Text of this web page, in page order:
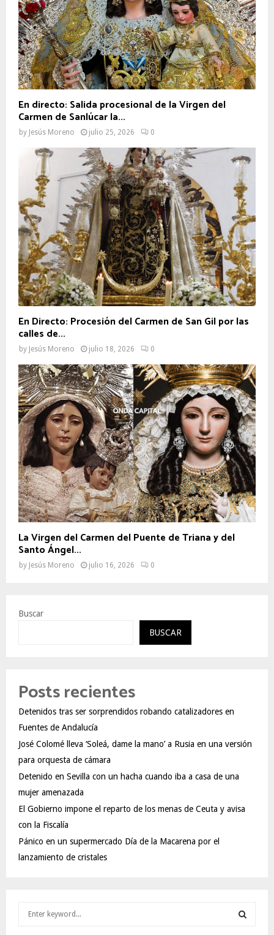
En directo: Salida procesional de la Virgen del
Carmen de Sanlúcar la...
by Jesús Moreno julio 25, 2026 0
En Directo: Procesión del Carmen de San Gil por las
calles de...
by Jesús Moreno julio 18, 2026 0
La Virgen del Carmen del Puente de Triana y del
Santo Ángel...
by Jesús Moreno julio 16, 2026 0
Buscar
BUSCAR
Posts recientes
Detenidos tras ser sorprendidos robando catalizadores en
Fuentes de Andalucía
José Colomé lleva ‘Soleá, dame la mano’ a Rusia en una versión
para orquesta de cámara
Detenido en Sevilla con un hacha cuando iba a casa de una
mujer amenazada
El Gobierno impone el reparto de los menas de Ceuta y avisa
con la Fiscalía
Pánico en un supermercado Día de la Macarena por el
lanzamiento de cristales